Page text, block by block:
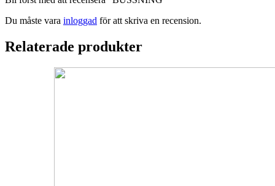
Du måste vara inloggad för att skriva en recension.
Relaterade produkter